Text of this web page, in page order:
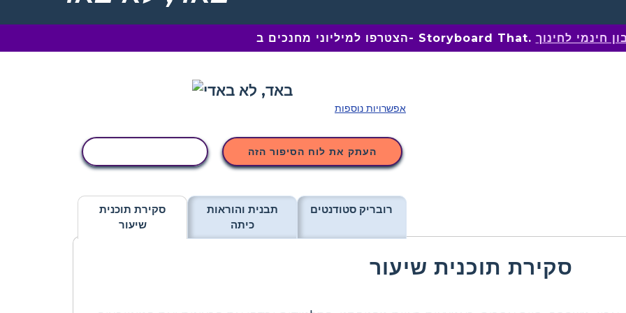
הצטרפו למיליוני מחנכים ב- Storyboard That. חינמי לחינוך
אפשרויות נוספות
העתק את לוח הסיפור הזה
סקירת תוכנית
שיעור
תבנית והוראות
כיתה
רובריק סטודנטים
סקירת תוכנית שיעור